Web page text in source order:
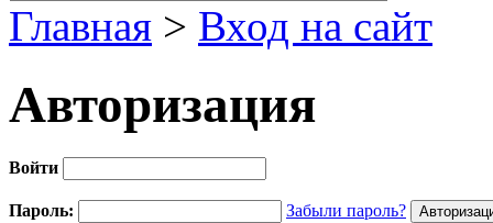
Главная > Вход на сайт
Авторизация
Войти
Пароль: Забыли пароль?